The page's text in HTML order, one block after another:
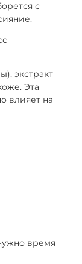
с
экстракт
Эта
влияет на
заживляет
время